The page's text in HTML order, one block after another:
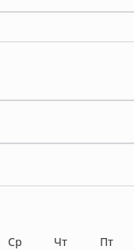
Ср Чт Пт